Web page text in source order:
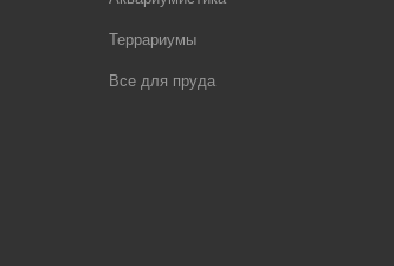
Террариумы
Все для пруда